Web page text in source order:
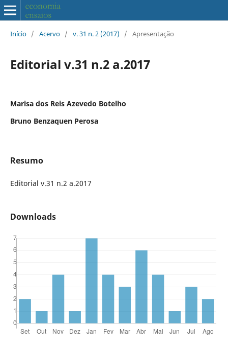
Início / Acervo / v. 31 n. 2 (2017) / Apresentação
Editorial v.31 n.2 a.2017
Marisa dos Reis Azevedo Botelho
Bruno Benzaquen Perosa
Resumo
Editorial v.31 n.2 a.2017
Downloads